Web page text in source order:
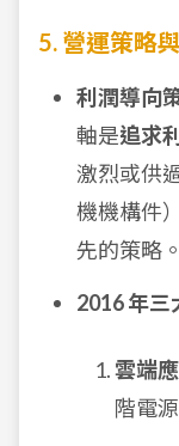
5. 營運策略
利潤導向
軸是追求
激烈或供
機機構件
先的策略。
2016 年三
雲端
階電